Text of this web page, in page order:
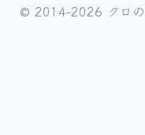
© 2014-2026 クロ